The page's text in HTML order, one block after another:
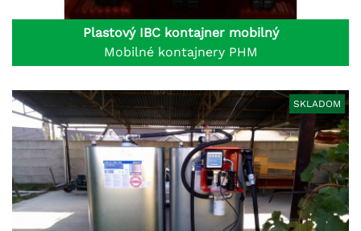
Plastový IBC kontajner mobilný
Mobilné kontajnery PHM
SKLADOM